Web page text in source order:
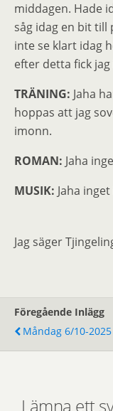
middagen. Hade
såg idag en bit till
inte se klart idag
efter detta fick
TRÄNING: Jaha
hoppas att jag
imonn.
ROMAN: Jaha
MUSIK: Jaha
Jag säger
Föregående Inlägg
Måndag 6/10-2025
Lämna ett